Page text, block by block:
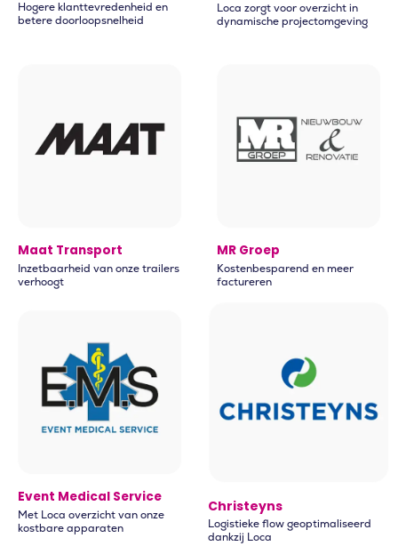
Hogere klanttevredenheid en
betere doorloopsnelheid​
Loca zorgt voor overzicht in
dynamische projectomgeving ​
Maat Transport
Inzetbaarheid van onze trailers
verhoogt
MR Groep
Kostenbesparend en meer
factureren​
Event Medical Service
Met Loca overzicht van onze
kostbare apparaten​
Christeyns
Logistieke flow geoptimaliseerd
dankzij Loca​